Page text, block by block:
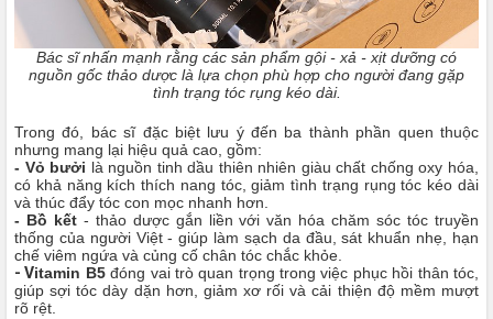
Bác sĩ nhấn mạnh rằng các sản phẩm gội - xả - xịt dưỡng có
nguồn gốc thảo dược là lựa chọn phù hợp cho người đang gặp
tình trạng tóc rụng kéo dài.
Trong đó, bác sĩ đặc biệt lưu ý đến ba thành phần quen thuộc
nhưng mang lại hiệu quả cao, gồm:
- Vỏ bưởi là nguồn tinh dầu thiên nhiên giàu chất chống oxy hóa,
có khả năng kích thích nang tóc, giảm tình trạng rụng tóc kéo dài
và thúc đẩy tóc con mọc nhanh hơn.
- Bồ kết- thảo dược gắn liền với văn hóa chăm sóc tóc truyền
thống của người Việt - giúp làm sạch da đầu, sát khuẩn nhẹ, hạn
chế viêm ngứa và củng cố chân tóc chắc khỏe.
- Vitamin B5đóng vai trò quan trọng trong việc phục hồi thân tóc,
giúp sợi tóc dày dặn hơn, giảm xơ rối và cải thiện độ mềm mượt
rõ rệt.